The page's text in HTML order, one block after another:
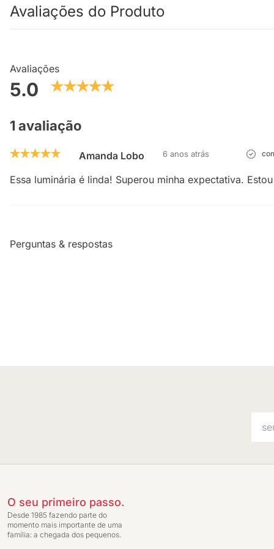
Avaliações do Produto
Avaliações
5.0
1 avaliação
Amanda Lobo 6 anos atrás
Essa luminária é linda! Superou minha expectativa.
Perguntas & respostas
O seu primeiro passo.
Desde 1985 fazendo parte do
momento mais importante de uma
família: a chegada dos pequenos.